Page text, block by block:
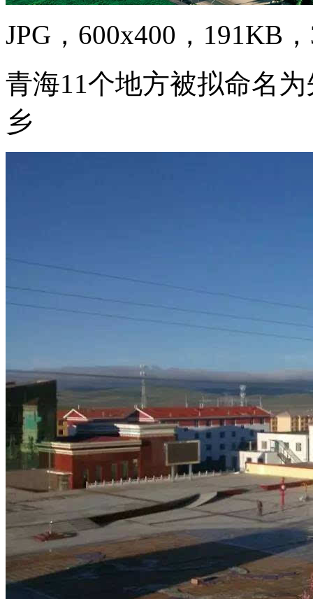
JPG，600x400，191KB
青海11个地方被拟命名
乡